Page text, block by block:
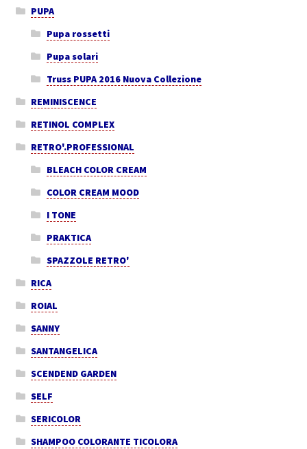
PUPA
Pupa rossetti
Pupa solari
Truss PUPA 2016 Nuova Collezione
REMINISCENCE
RETINOL COMPLEX
RETRO'.PROFESSIONAL
BLEACH COLOR CREAM
COLOR CREAM MOOD
I TONE
PRAKTICA
SPAZZOLE RETRO'
RICA
ROIAL
SANNY
SANTANGELICA
SCENDEND GARDEN
SELF
SERICOLOR
SHAMPOO COLORANTE TICOLORA